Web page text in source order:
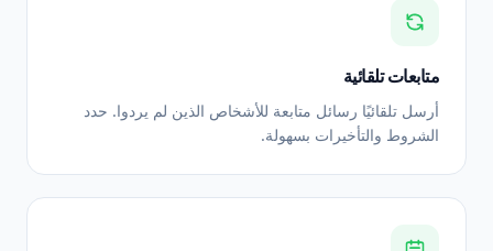
متابعات تلقائية
أرسل تلقائيًا رسائل متابعة للأشخاص الذين لم يردوا. حدد
الشروط والتأخيرات بسهولة.